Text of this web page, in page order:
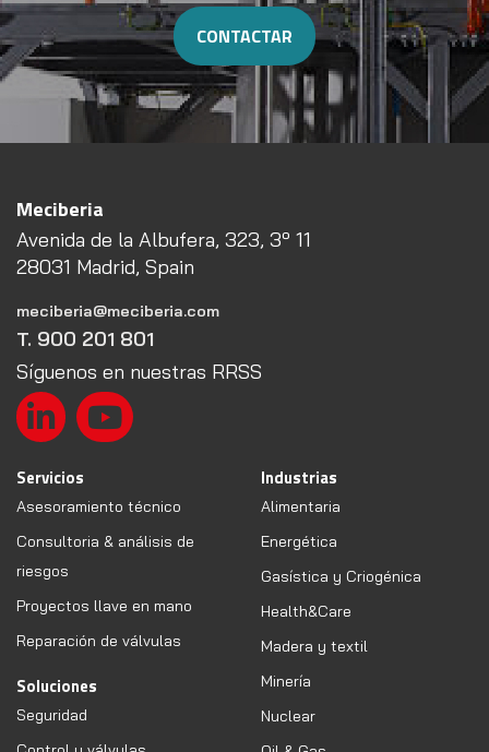
CONTACTAR
Meciberia
Avenida de la Albufera, 323, 3º 11
28031 Madrid, Spain
meciberia@meciberia.com
T. 900 201 801
Síguenos en nuestras RRSS
Servicios
Asesoramiento técnico
Consultoria & análisis de
riesgos
Proyectos llave en mano
Reparación de válvulas
Soluciones
Seguridad
Industrias
Alimentaria
Energética
Gasística y Criogénica
Health&Care
Madera y textil
Minería
Nuclear